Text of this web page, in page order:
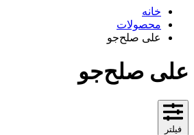
خانه
محصولات
علی صلح‌جو
علی صلح‌جو
فیلتر